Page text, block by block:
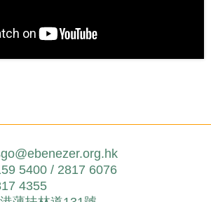
5400 / 2817 6076
4355